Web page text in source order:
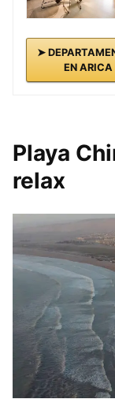
➤
EN ARICA
Playa
relax